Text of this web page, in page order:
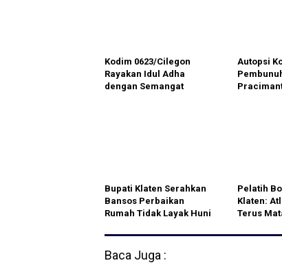
Kodim 0623/Cilegon
Rayakan Idul Adha
dengan Semangat
Autopsi
Bupati Klaten Serahkan
Bansos Perbaikan
Rumah Tidak Layak Huni
Pelatih
Klaten:
Terus
Baca Juga :